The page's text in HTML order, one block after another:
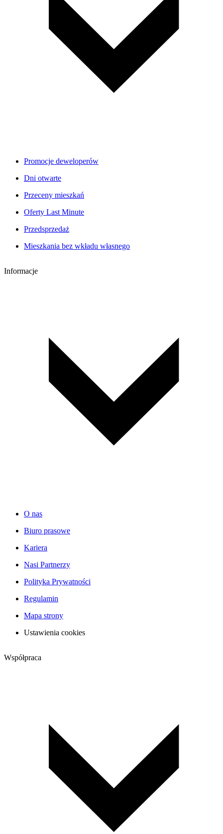
Promocje deweloperów
Dni otwarte
Przeceny mieszkań
Oferty Last Minute
Przedsprzedaż
Mieszkania bez wkładu własnego
Informacje
O nas
Biuro prasowe
Kariera
Nasi Partnerzy
Polityka Prywatności
Regulamin
Mapa strony
Ustawienia cookies
Współpraca